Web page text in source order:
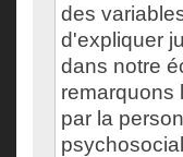
des
d'expliquer
dans notre
remarquons
par la